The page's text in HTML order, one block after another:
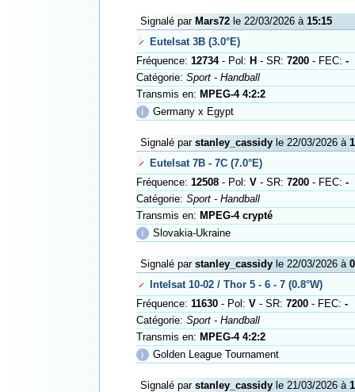
Signalé par Mars72le 22/03/2026 à 15:15
Eutelsat 3B (3.0°E)
Fréquence: 12734- Pol: H - SR: 7200- FEC: -
Catégorie: Sport - Handball
Transmis en: MPEG-4 4:2:2
ℹ
Germany x Egypt
Signalé par stanley_cassidyle 22/03/2026 à
Eutelsat 7B - 7C (7.0°E)
Fréquence: 12508- Pol: V- SR: 7200- FEC: -
Catégorie: Sport - Handball
Transmis en: MPEG-4 crypté
ℹ
Slovakia-Ukraine
Signalé par stanley_cassidyle 22/03/2026 à
Intelsat 10-02 / Thor 5 - 6 - 7 (0.8°W)
Fréquence: 11630- Pol: V- SR: 7200- FEC: -
Catégorie: Sport - Handball
Transmis en: MPEG-4 4:2:2
ℹ
Golden League Tournament
Signalé par stanley_cassidyle 21/03/2026 à